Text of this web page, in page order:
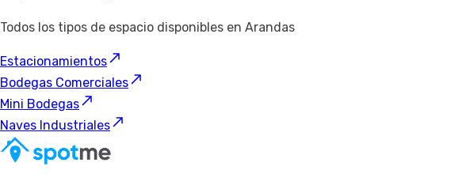
Todos los tipos de espacio disponibles en Arandas
Estacionamientos
Bodegas Comerciales
Mini Bodegas
Naves Industriales